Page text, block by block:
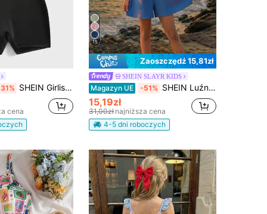
SHEIN Girlism Tween Girl Casualowy kombinezon z dzianiny w jednolitym kolorze
cena
15
Zaoszczędź 15,81zł
SHEIN SLAYR KIDS
Magazyn UE -51% SHEIN Luźny kombinezon na ramiączkach dla dziewczynek w wieku tween, niebieski, z miękkiej teksturowanej tkaniny, casualowy, na co dzień, modny, uniwersalny, na lato, na wakacje i camping, zestaw dla sióstr, zestaw rodzic-dziecko, do zdjęć
15,19zł
31,00zł najniższa cena
4-5 dni roboczych